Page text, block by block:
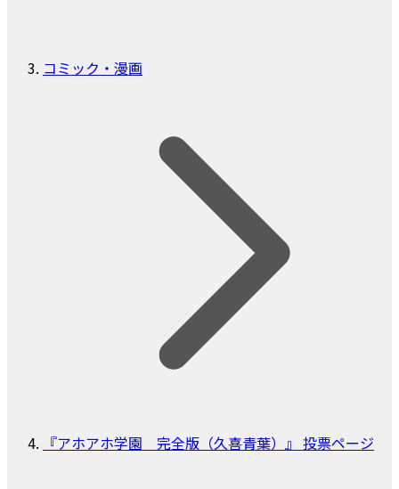
コミック・漫画
『アホアホ学園 完全版（久喜青葉）』 投票ページ